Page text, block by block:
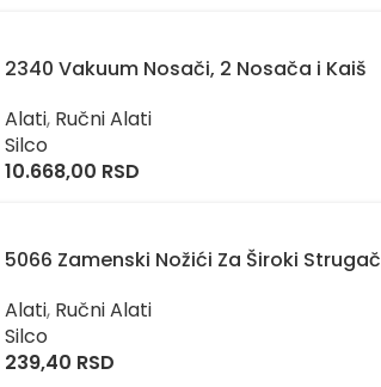
2340 Vakuum Nosači, 2 Nosača i Kaiš
Alati, Ručni Alati
Silco
10.668,00 RSD
5066 Zamenski Nožići Za Široki Strugač
Alati, Ručni Alati
Silco
239,40 RSD